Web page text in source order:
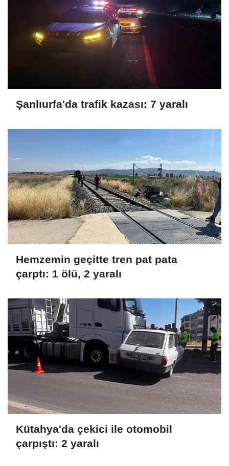
Şanlıurfa'da trafik kazası: 7 yaralı
Hemzemin geçitte tren pat pata
çarptı: 1 ölü, 2 yaralı
Kütahya'da çekici ile otomobil
çarpıştı: 2 yaralı